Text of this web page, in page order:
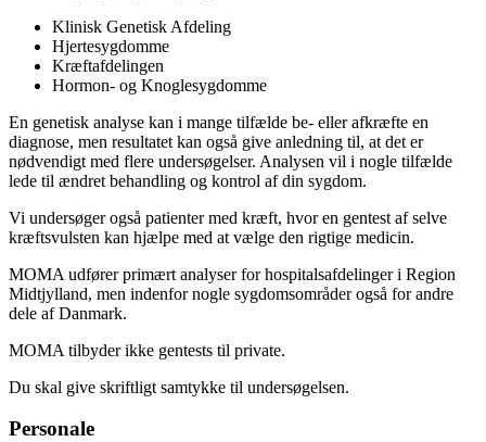
Klinisk Genetisk Afdeling
Hjertesygdomme
Kræftafdelingen
Hormon- og Knoglesygdomme
En genetisk analyse kan i mange tilfælde be- eller afkræfte en
diagnose, men resultatet kan også give anledning til, at det er
nødvendigt med flere undersøgelser. Analysen vil i nogle tilfælde
lede til ændret behandling og kontrol af din sygdom.
Vi undersøger også patienter med kræft, hvor en gentest af selve
kræftsvulsten kan hjælpe med at vælge den rigtige medicin.
MOMA udfører primært analyser for hospitalsafdelinger i Region
Midtjylland, men indenfor nogle sygdomsområder også for andre
dele af Danmark.
MOMA tilbyder ikke gentests til private.
Du skal give skriftligt samtykke til undersøgelsen.
Personale